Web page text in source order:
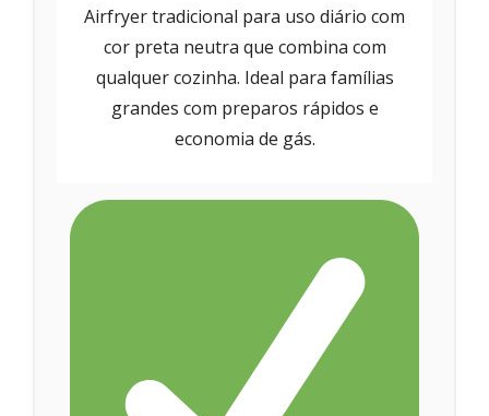
Airfryer tradicional para uso diário com
cor preta neutra que combina com
qualquer cozinha. Ideal para famílias
grandes com preparos rápidos e
economia de gás.